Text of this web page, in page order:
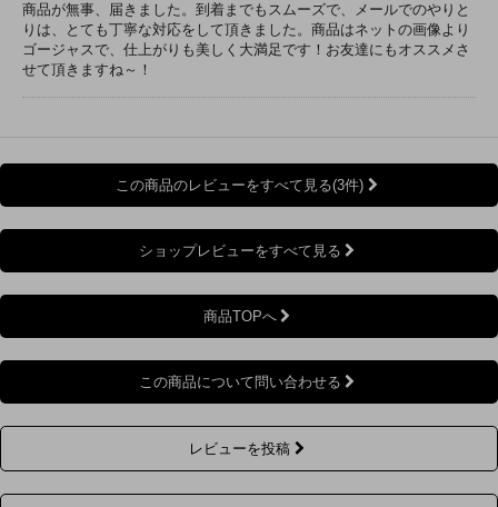
商品が無事、届きました。到着までもスムーズで、メールでのやりと
りは、とても丁寧な対応をして頂きました。商品はネットの画像より
ゴージャスで、仕上がりも美しく大満足です！お友達にもオススメさ
せて頂きますね～！
この商品のレビューをすべて見る(3件)
ショップレビューをすべて見る
商品TOPへ
この商品について問い合わせる
レビューを投稿